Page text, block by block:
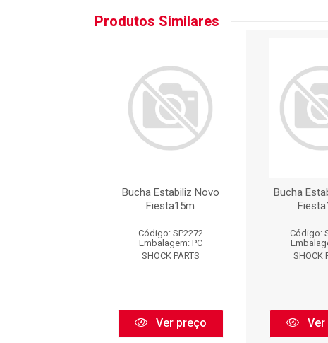
Produtos Similares
Bucha Estabiliz Novo
Fiesta15m
Código: SP2272
Embalagem: PC
SHOCK PARTS
Ver preço
Bucha
Código:
SHOCK
Ver